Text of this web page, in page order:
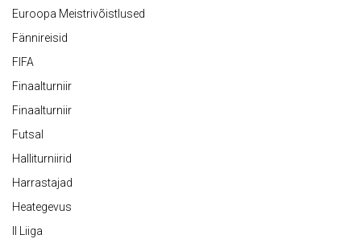
Euroopa Meistrivõistlused
Fännireisid
FIFA
Finaalturniir
Finaalturniir
Futsal
Halliturniirid
Harrastajad
Heategevus
II Liiga